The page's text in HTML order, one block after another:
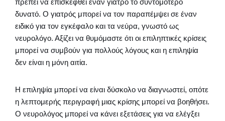
πρέπει να επισκεφθεί έναν γιατρό το συντομότερο
δυνατό. Ο γιατρός μπορεί να τον παραπέμψει σε έναν
ειδικό για τον εγκέφαλο και τα νεύρα, γνωστό ως
νευρολόγο. Αξίζει να θυμόμαστε ότι οι επιληπτικές κρίσεις
μπορεί να συμβούν για πολλούς λόγους και η επιληψία
δεν είναι η μόνη αιτία.
Η επιληψία μπορεί να είναι δύσκολο να διαγνωστεί, οπότε
η λεπτομερής περιγραφή μιας κρίσης μπορεί να βοηθήσει.
Ο νευρολόγος μπορεί να κάνει εξετάσεις για να ελέγξει